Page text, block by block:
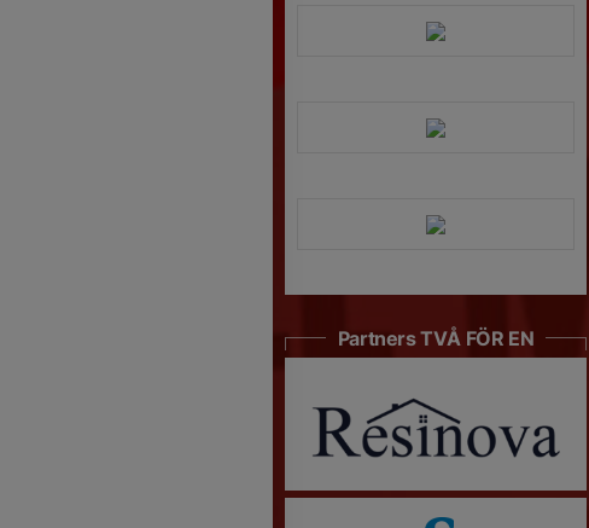
Partners TVÅ FÖR EN